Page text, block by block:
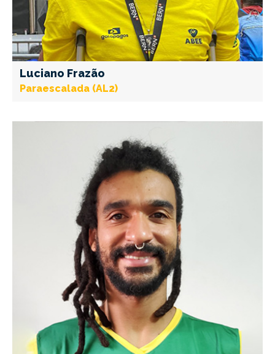
Luciano Frazão
Paraescalada (AL2)